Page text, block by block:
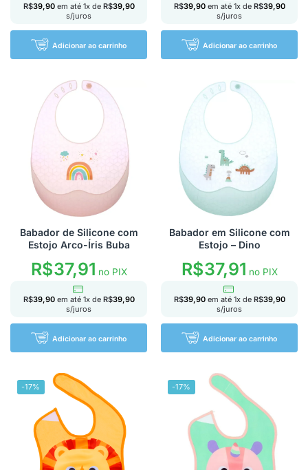
R$39,90 em até 1x de R$39,90
s/juros
Adicionar ao carrinho
R$39,90 em até 1x de R$39,90
s/juros
Adicionar ao carrinho
Babador de Silicone com
Estojo Arco-Íris Buba
R$37,91 no PIX
R$39,90 em até 1x de R$39,90
s/juros
Adicionar ao carrinho
Babador em Silicone com
Estojo – Dino
R$37,91 no PIX
R$39,90 em até 1x de R$39,90
s/juros
Adicionar ao carrinho
-17% -17%